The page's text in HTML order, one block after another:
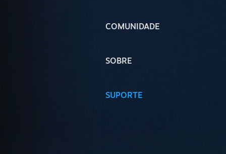
COMUNIDADE
SOBRE
SUPORTE